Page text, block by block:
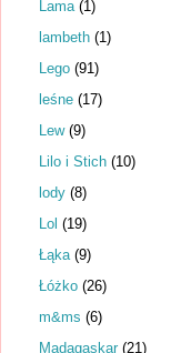
Lama (1)
lambeth (1)
Lego (91)
leśne (17)
Lew (9)
Lilo i Stich (10)
lody (8)
Lol (19)
Łąka (9)
Łóżko (26)
m&ms (6)
Madagaskar (21)